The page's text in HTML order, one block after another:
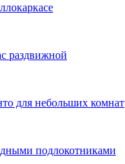
раздвижной
для небольших комнат
подлокотниками